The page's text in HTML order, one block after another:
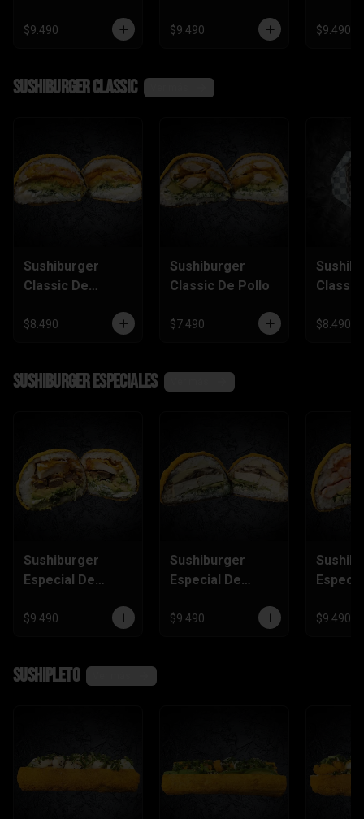
$9.490 $9.490 $9.490
SushiBurger Classic
Sushiburger
Classic De
$8.490
Sushiburger
Classic De Pollo
$7.490
Classic
$8.490
SushiBurger Especiales
Sushiburger
Especial De
Furai
$9.490
Sushiburger
Especial De
Champiñón
$9.490 $9.490
SushiPleto